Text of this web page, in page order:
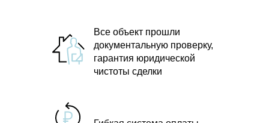
Все объект прошли
документальную проверку,
гарантия юридической
чистоты сделки